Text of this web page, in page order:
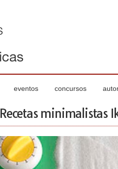
eventos concursos
Recetas minimalistas